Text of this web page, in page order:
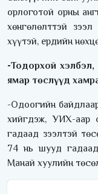
орлоготой орны
хөнгөлөлттэй
хүүтэй, ердийн
-Тодорхой хэлбэл,
ямар төслүүд
-Одоогийн
хийгдэж, УИХ-аар
гадаад зээлтэй
74 нь шууд гадаад
Манай хуулийн